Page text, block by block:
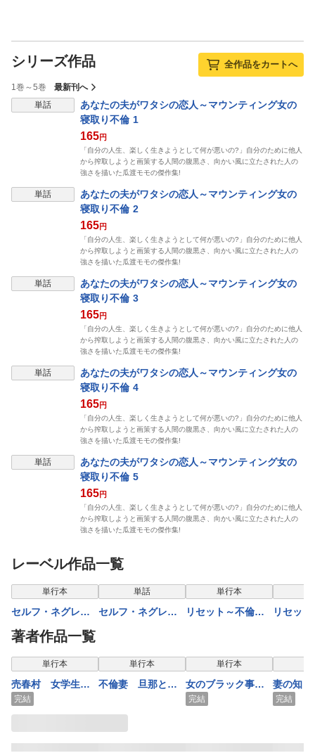
シリーズ作品 全作品をカートへ
1巻～5巻
最新刊へ
単話
あなたの夫がワタシの恋人～マウンティング女の
寝取り不倫 1
165円
「自分の人生、楽しく生きようとして何が悪いの?」自分のために他人
から搾取しようと画策する人間の腹黒さ、向かい風に立たされた人の
強さを描いた瓜渡モモの傑作集!
単話
あなたの夫がワタシの恋人～マウンティング女の
寝取り不倫 2
165円
「自分の人生、楽しく生きようとして何が悪いの?」自分のために他人
から搾取しようと画策する人間の腹黒さ、向かい風に立たされた人の
強さを描いた瓜渡モモの傑作集!
単話
あなたの夫がワタシの恋人～マウンティング女の
寝取り不倫 3
165円
「自分の人生、楽しく生きようとして何が悪いの?」自分のために他人
から搾取しようと画策する人間の腹黒さ、向かい風に立たされた人の
強さを描いた瓜渡モモの傑作集!
単話
あなたの夫がワタシの恋人～マウンティング女の
寝取り不倫 4
165円
「自分の人生、楽しく生きようとして何が悪いの?」自分のために他人
から搾取しようと画策する人間の腹黒さ、向かい風に立たされた人の
強さを描いた瓜渡モモの傑作集!
単話
あなたの夫がワタシの恋人～マウンティング女の
寝取り不倫 5
165円
「自分の人生、楽しく生きようとして何が悪いの?」自分のために他人
から搾取しようと画策する人間の腹黒さ、向かい風に立たされた人の
強さを描いた瓜渡モモの傑作集!
レーベル作品一覧
単行本
セルフ・ネグレク
ト～ゴミ屋敷、ホ
ームレス、ひきこ
もり【セット売
り】 1巻
単話
セルフ・ネグレク
もり 1巻
表示制限中
単行本
リセット～不倫の
表示
リセッ
著者作品一覧
表示制限中
単行本
売春村 女学生を
村人全員で輪姦
完結
表示制限中
単行本
不倫妻 旦那とマ
表示制限中
単行本
女のブラック事件
簿 ｖｏｌ．3～逆
完結
妻の知ら
素顔
完結